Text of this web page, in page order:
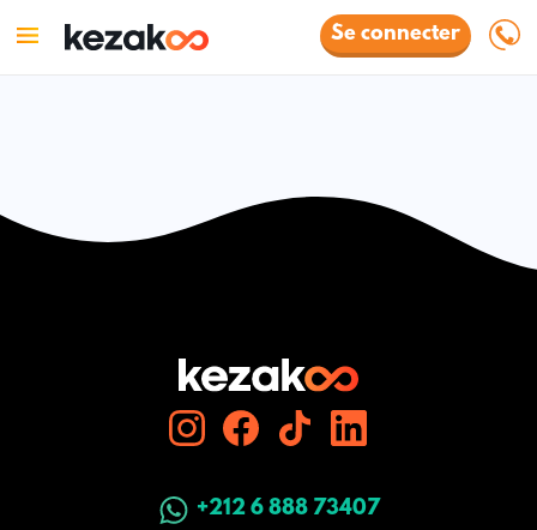
Se connecter
+212 6 888 73407